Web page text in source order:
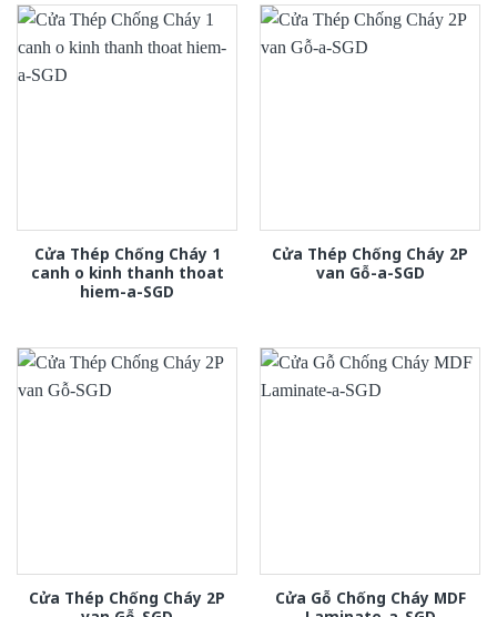
Cửa Thép Chống Cháy 1
canh o kinh thanh thoat
hiem-a-SGD
Cửa Thép Chống Cháy 2P
van Gỗ-a-SGD
Cửa Thép Chống Cháy 2P
Cửa Gỗ Chống Cháy MDF